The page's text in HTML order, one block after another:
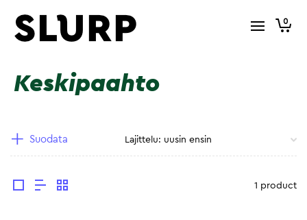
0
Keskipaahto
Suodata
1 product